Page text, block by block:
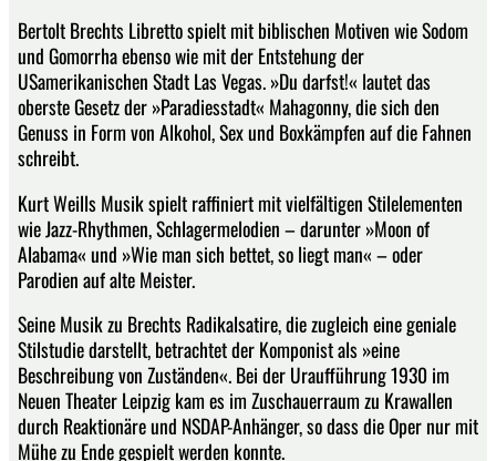
Bertolt Brechts Libretto spielt mit biblischen Motiven wie Sodom
und Gomorrha ebenso wie mit der Entstehung der
USamerikanischen Stadt Las Vegas. »Du darfst!« lautet das
oberste Gesetz der »Paradiesstadt« Mahagonny, die sich den
Genuss in Form von Alkohol, Sex und Boxkämpfen auf die Fahnen
schreibt.
Kurt Weills Musik spielt raffiniert mit vielfältigen Stilelementen
wie Jazz-Rhythmen, Schlagermelodien – darunter »Moon of
Alabama« und »Wie man sich bettet, so liegt man« – oder
Parodien auf alte Meister.
Seine Musik zu Brechts Radikalsatire, die zugleich eine geniale
Stilstudie darstellt, betrachtet der Komponist als »eine
Beschreibung von Zuständen«. Bei der Uraufführung 1930 im
Neuen Theater Leipzig kam es im Zuschauerraum zu Krawallen
durch Reaktionäre und NSDAP-Anhänger, so dass die Oper nur mit
Mühe zu Ende gespielt werden konnte.